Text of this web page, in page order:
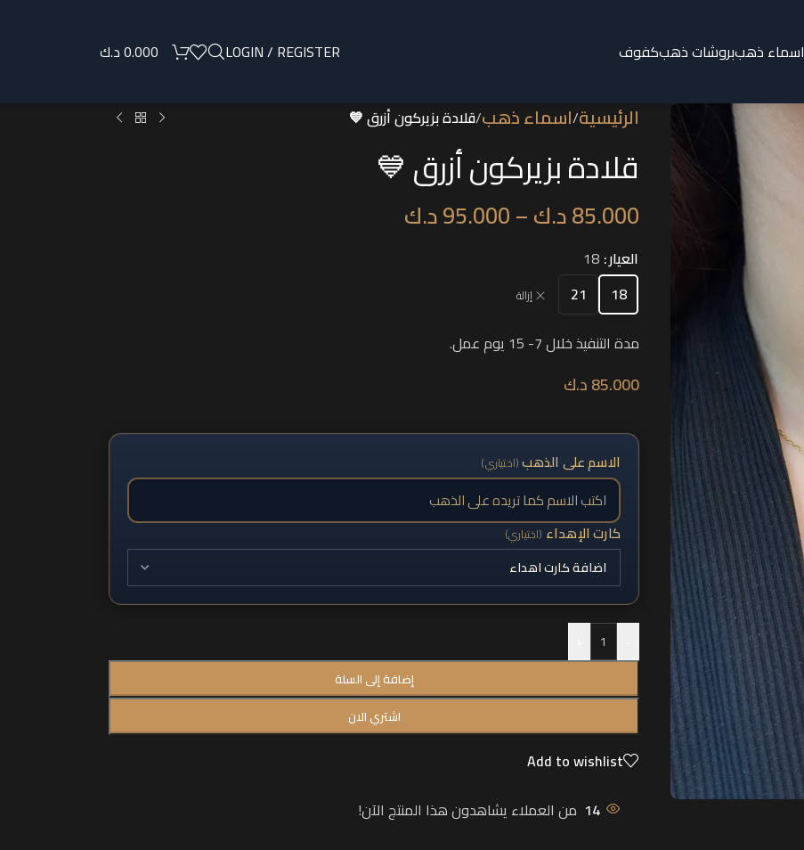
اسماء ذهببروشات ذهبكفوف LOGIN / REGISTER
0.000د.ك
الرئيسية/اسماء ذهب/قلادة بزيركون أزرق 💙
قلادة بزيركون أزرق 💙
85.000د.ك–
95.000د.ك
العيار 18
18
21 إزالة
مدة التنفيذ خلال 7- 15 يوم عمل.
85.000د.ك
الاسم على الذهب(اختياري)
كارت الإهداء (اختياري)
إضافة إلى السلة
اشتري الان
Add to wishlist
14 من العملاء يشاهدون هذا المنتج الآن!